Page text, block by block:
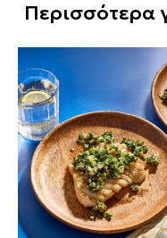
Περισσότερα